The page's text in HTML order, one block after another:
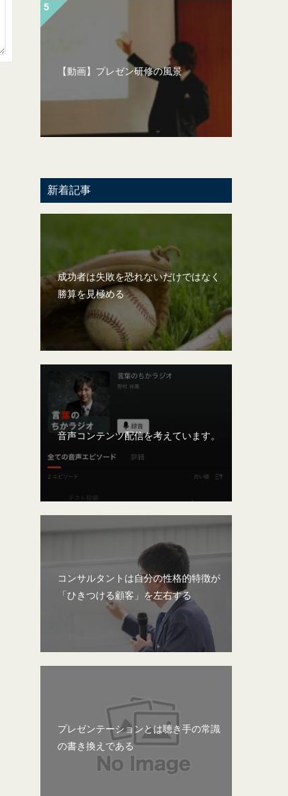
【動画】プレゼン研修の風景
新着記事
成功者は失敗を恐れないだけではなく
勝算を見極める
音声コンテンツ配信を考えています。
コンサルタントは自分の性格的特徴が
「ひきつける顧客」を左右する
プレゼンテーションとは聴き手の常識
の書き換えである